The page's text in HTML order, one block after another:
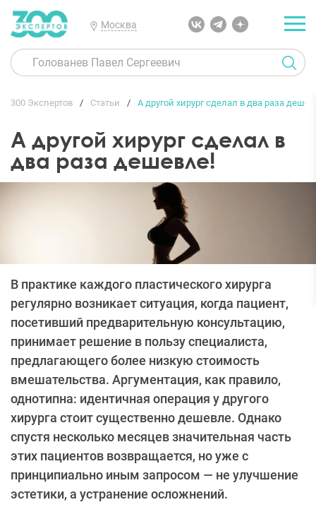
Москва
300 Экспертов Статьи А другой хирург сделал в два раза
А другой хирург сделал в
два раза дешевле!
В практике каждого пластического хирурга
регулярно возникает ситуация, когда пациент,
посетивший предварительную консультацию,
принимает решение в пользу специалиста,
предлагающего более низкую стоимость
вмешательства. Аргументация, как правило,
однотипна: идентичная операция у другого
хирурга стоит существенно дешевле. Однако
спустя несколько месяцев значительная часть
этих пациентов возвращается, но уже с
принципиально иным запросом — не улучшение
эстетики, а устранение осложнений.